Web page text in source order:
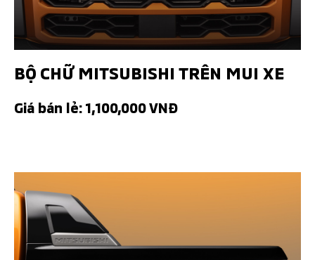
BỘ CHỮ MITSUBISHI TRÊN MUI XE
Giá bán lẻ: 1,100,000 VNĐ